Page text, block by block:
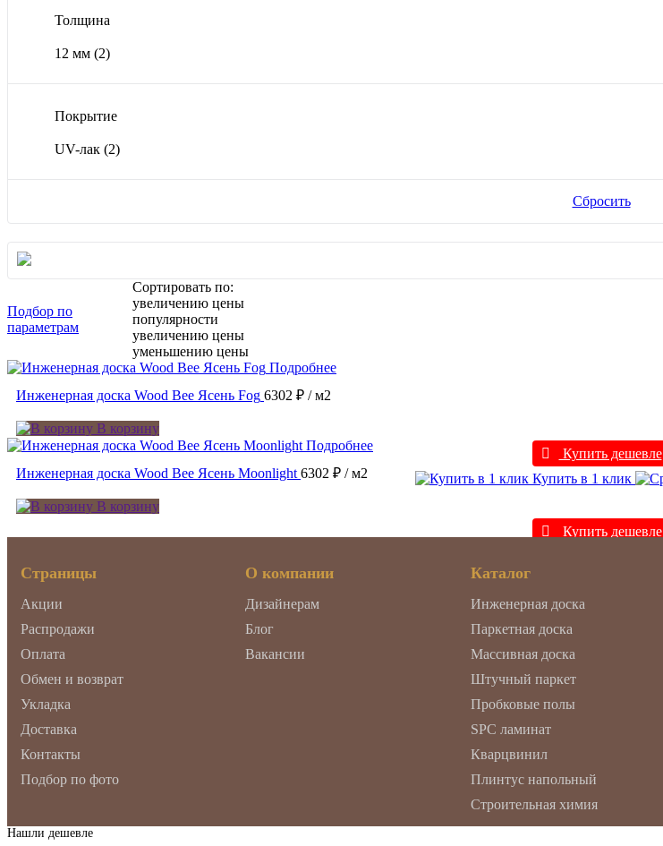
Толщина
12 мм (2)
Покрытие
UV-лак (2)
Сбросить
Подбор по
параметрам
Сортировать по:
увеличению цены
популярности
увеличению цены
уменьшению цены
Подробнее
Инженерная доска Wood Bee Ясень Fog 6302 ₽ / м2
В корзину
Купить дешевле
Купить в 1 клик
Подробнее
Инженерная доска Wood Bee Ясень Moonlight 6302 ₽ / м2
В корзину
Купить дешевле
Страницы
Акции
Распродажи
Оплата
Обмен и возврат
Укладка
Доставка
Контакты
Подбор по фото
О компании
Дизайнерам
Блог
Вакансии
Каталог
Инженерная доска
Паркетная доска
Массивная доска
Штучный паркет
Пробковые полы
SPC ламинат
Кварцвинил
Плинтус напольный
Строительная химия
Нашли дешевле